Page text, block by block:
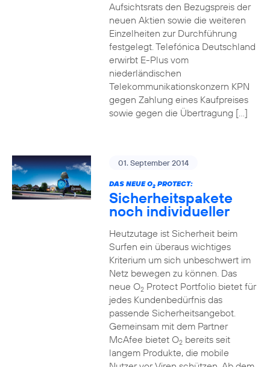
Aufsichtsrats den Bezugspreis der
neuen Aktien sowie die weiteren
Einzelheiten zur Durchführung
festgelegt. Telefónica Deutschland
erwirbt E-Plus vom
niederländischen
Telekommunikationskonzern KPN
gegen Zahlung eines Kaufpreises
sowie gegen die Übertragung […]
01. September 2014
DAS NEUE O2PROTECT:
Sicherheitspakete
noch individueller
Heutzutage ist Sicherheit beim
Surfen ein überaus wichtiges
Kriterium um sich unbeschwert im
Netz bewegen zu können. Das
neue O2Protect Portfolio bietet für
jedes Kundenbedürfnis das
passende Sicherheitsangebot.
Gemeinsam mit dem Partner
McAfee bietet O2bereits seit
langem Produkte, die mobile